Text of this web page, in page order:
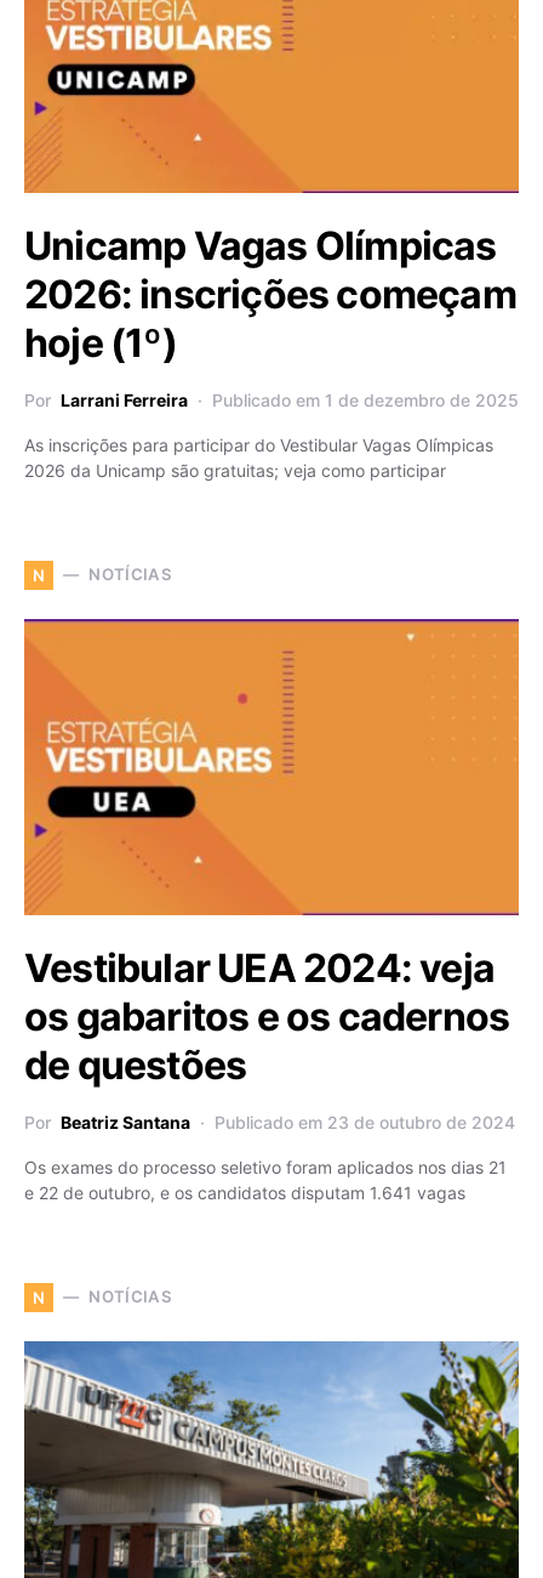
Unicamp Vagas Olímpicas
2026: inscrições começam
hoje (1º)
Por Larrani Ferreira Publicado em 1 de dezembro de 2025
As inscrições para participar do Vestibular Vagas Olímpicas
2026 da Unicamp são gratuitas; veja como participar
N NOTÍCIAS
Vestibular UEA 2024: veja
os gabaritos e os cadernos
de questões
Por Beatriz Santana Publicado em 23 de outubro de 2024
Os exames do processo seletivo foram aplicados nos dias 21
e 22 de outubro, e os candidatos disputam 1.641 vagas
N NOTÍCIAS